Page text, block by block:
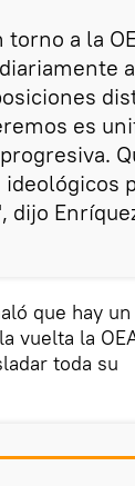
a la
es
dijo
que hay
vuelta la
toda su